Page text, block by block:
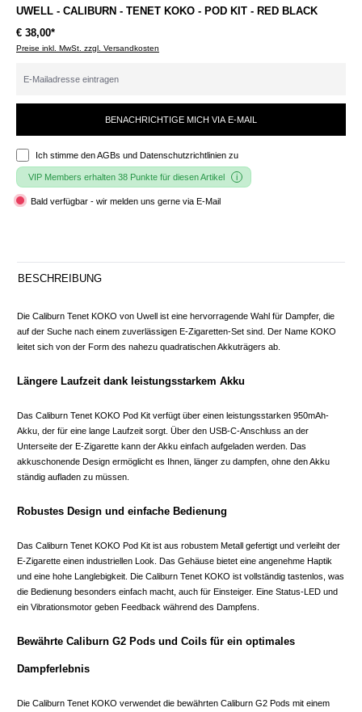
UWELL - CALIBURN - TENET KOKO - POD KIT - RED BLACK
€ 38,00*
Preise inkl. MwSt. zzgl. Versandkosten
BENACHRICHTIGE MICH VIA E-MAIL
Ich stimme denAGBs und Datenschutzrichtlinien zu
VIP Members erhalten 38 Punkte für diesen Artikel
Bald verfügbar - wir melden uns gerne via E-Mail
BESCHREIBUNG
Die Caliburn Tenet KOKO von Uwell ist eine hervorragende Wahl für Dampfer, die
auf der Suche nach einem zuverlässigen E-Zigaretten-Set sind. Der Name KOKO
leitet sich von der Form des nahezu quadratischen Akkuträgers ab.
Längere Laufzeit dank leistungsstarkem Akku
Das Caliburn Tenet KOKO Pod Kit verfügt über einen leistungsstarken 950mAh-
Akku, der für eine lange Laufzeit sorgt. Über den USB-C-Anschluss an der
Unterseite der E-Zigarette kann der Akku einfach aufgeladen werden. Das
akkuschonende Design ermöglicht es Ihnen, länger zu dampfen, ohne den Akku
ständig aufladen zu müssen.
Robustes Design und einfache Bedienung
Das Caliburn Tenet KOKO Pod Kit ist aus robustem Metall gefertigt und verleiht der
E-Zigarette einen industriellen Look. Das Gehäuse bietet eine angenehme Haptik
und eine hohe Langlebigkeit. Die Caliburn Tenet KOKO ist vollständig tastenlos, was
die Bedienung besonders einfach macht, auch für Einsteiger. Eine Status-LED und
ein Vibrationsmotor geben Feedback während des Dampfens.
Bewährte Caliburn G2 Pods und Coils für ein optimales
Dampferlebnis
Die Caliburn Tenet KOKO verwendet die bewährten Caliburn G2 Pods mit einem